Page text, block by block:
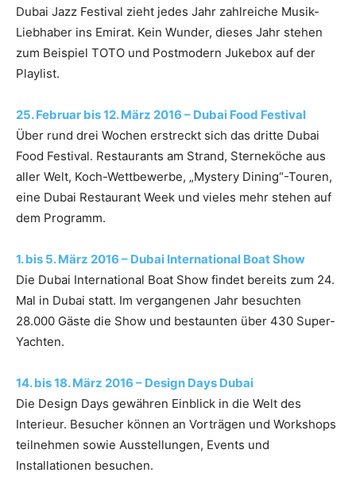
Dubai Jazz Festival zieht jedes Jahr zahlreiche Musik-
Liebhaber ins Emirat. Kein Wunder, dieses Jahr stehen
zum Beispiel TOTO und Postmodern Jukebox auf der
Playlist.
25. Februar bis 12. März 2016 – Dubai Food Festival
Über rund drei Wochen erstreckt sich das dritte Dubai
Food Festival. Restaurants am Strand, Sterneköche aus
aller Welt, Koch-Wettbewerbe, „Mystery Dining“-Touren,
eine Dubai Restaurant Week und vieles mehr stehen auf
dem Programm.
1. bis 5. März 2016 – Dubai International Boat Show
Die Dubai International Boat Show findet bereits zum 24.
Mal in Dubai statt. Im vergangenen Jahr besuchten
28.000 Gäste die Show und bestaunten über 430 Super-
Yachten.
14. bis 18. März 2016 – Design Days Dubai
Die Design Days gewähren Einblick in die Welt des
Interieur. Besucher können an Vorträgen und Workshops
teilnehmen sowie Ausstellungen, Events und
Installationen besuchen.